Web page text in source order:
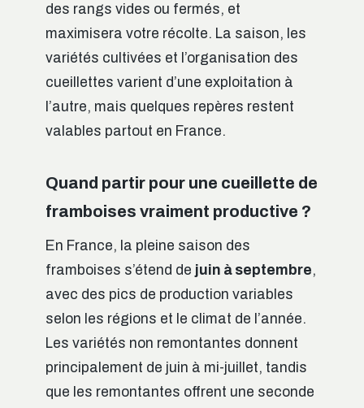
des rangs vides ou fermés, et
maximisera votre récolte. La saison, les
variétés cultivées et l’organisation des
cueillettes varient d’une exploitation à
l’autre, mais quelques repères restent
valables partout en France.
Quand partir pour une cueillette de
framboises vraiment productive ?
En France, la pleine saison des
framboises s’étend de juin à septembre,
avec des pics de production variables
selon les régions et le climat de l’année.
Les variétés non remontantes donnent
principalement de juin à mi-juillet, tandis
que les remontantes offrent une seconde